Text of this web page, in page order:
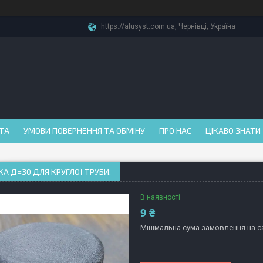
https://alusyst.com.ua, Чернівці, Україна
УМОВИ ПОВЕРНЕННЯ ТА ОБМІНУ ПРО НАС ЦІКАВО ЗНАТИ
Д=30 ДЛЯ КРУГЛОЇ ТРУБИ.
В наявності
9 ₴
Мінімальна сума замовлення на